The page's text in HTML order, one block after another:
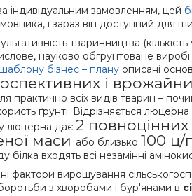
індивідуальним замовленням, цей
і зараз він доступний для
тваринництва
науково обгрунтоване
шаблону бізнес – плану описані
і
практично всіх видів тварин –
ґрунті. Відрізняється
люцерна дає 2
маси або близько 100 ц/
білка входять всі незамінні
фактори вирощування
з хворобами і бур'янами в